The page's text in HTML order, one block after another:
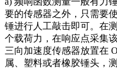
要的传感器之外，只需要
锤进行人工敲击即可。在
个载荷力，在响应点采集
三向加速度传感器放置在
属、塑料或者橡胶锤头，